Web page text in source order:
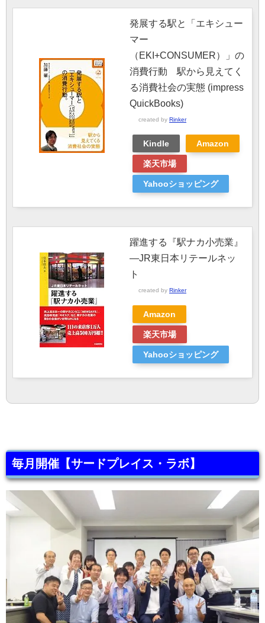
発展する駅と「エキシュー
マー
（EKI+CONSUMER）」の
消費行動 駅から見えてく
る消費社会の実態 (impress
QuickBooks)
created by Rinker
Kindle Amazon
楽天市場
Yahooショッピング
躍進する『駅ナカ小売業』
―JR東日本リテールネッ
ト
created by Rinker
Amazon
楽天市場
Yahooショッピング
毎月開催【サードプレイス・ラボ】